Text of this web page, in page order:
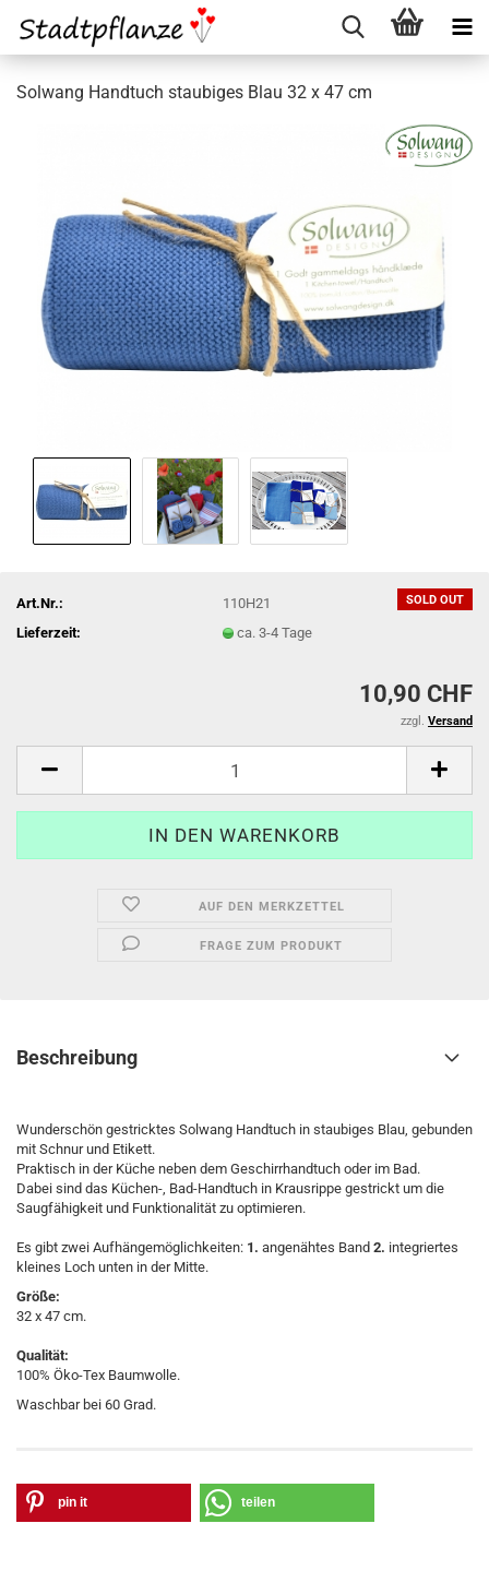
Solwang Handtuch staubiges Blau 32 x 47 cm
SOLD OUT
Art.Nr.:
110H21
Lieferzeit:
ca. 3-4 Tage
10,90 CHF
zzgl. Versand
AUF DEN MERKZETTEL
FRAGE ZUM PRODUKT
Beschreibung
Wunderschön gestricktes Solwang Handtuch in staubiges Blau, gebunden
mit Schnur und Etikett.
Praktisch in der Küche neben dem Geschirrhandtuch oder im Bad.
Dabei sind das Küchen-, Bad-Handtuch in Krausrippe gestrickt um die
Saugfähigkeit und Funktionalität zu optimieren.
Es gibt zwei Aufhängemöglichkeiten: 1. angenähtes Band 2. integriertes
kleines Loch unten in der Mitte.
Größe:
32 x 47 cm.
Qualität:
100% Öko-Tex Baumwolle.
Waschbar bei 60 Grad.
pin it teilen